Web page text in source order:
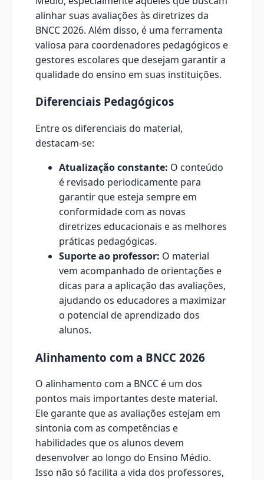
alinhar suas avaliações às diretrizes da
BNCC 2026. Além disso, é uma ferramenta
valiosa para coordenadores pedagógicos e
gestores escolares que desejam garantir a
qualidade do ensino em suas instituições.
Diferenciais Pedagógicos
Entre os diferenciais do material,
destacam-se:
Atualização constante: O conteúdo
é revisado periodicamente para
garantir que esteja sempre em
conformidade com as novas
diretrizes educacionais e as melhores
práticas pedagógicas.
Suporte ao professor: O material
vem acompanhado de orientações e
dicas para a aplicação das avaliações,
ajudando os educadores a maximizar
o potencial de aprendizado dos
alunos.
Alinhamento com a BNCC 2026
O alinhamento com a BNCC é um dos
pontos mais importantes deste material.
Ele garante que as avaliações estejam em
sintonia com as competências e
habilidades que os alunos devem
desenvolver ao longo do Ensino Médio.
Isso não só facilita a vida dos professores,